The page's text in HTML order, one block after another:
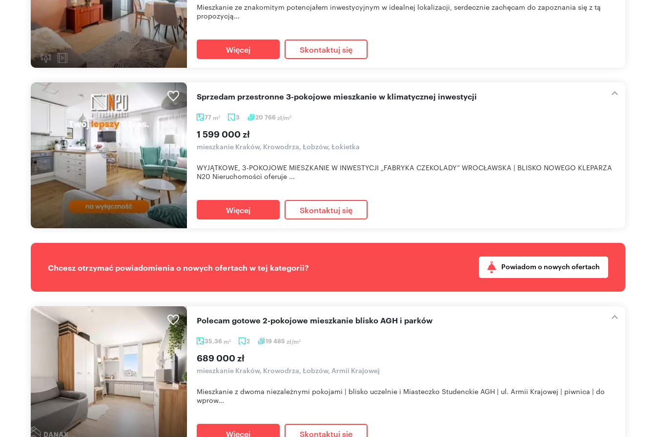
Mieszkanie ze znakomitym potencjałem inwestycyjnym w idealnej lokalizacji, serdecznie zachęcam do zapoznania się z tą
propozycją...
Więcej Skontaktuj się
77 m2 3 20 766zł/m2
Sprzedam przestronne 3-pokojowe mieszkanie w klimatycznej inwestycji
1 599 000 zł
mieszkanie Kraków, Krowodrza, Łobzów, Łokietka
WYJĄTKOWE, 3-POKOJOWE MIESZKANIE W INWESTYCJI „FABRYKA CZEKOLADY” WROCŁAWSKA | BLISKO NOWEGO KLEPARZA
N20 Nieruchomości oferuje ...
Więcej Skontaktuj się
Chcesz otrzymać powiadomienia o nowych ofertach w tej kategorii? Powiadom o nowych ofertach
35,36 m2 2 19 485 zł/m2
Polecam gotowe 2-pokojowe mieszkanie blisko AGH i parków
689 000 zł
mieszkanie Kraków, Krowodrza, Łobzów, Armii Krajowej
Mieszkanie z dwoma niezależnymi pokojami | blisko uczelnie i Miasteczko Studenckie AGH | ul. Armii Krajowej | piwnica | do
wprow...
Więcej Skontaktuj się